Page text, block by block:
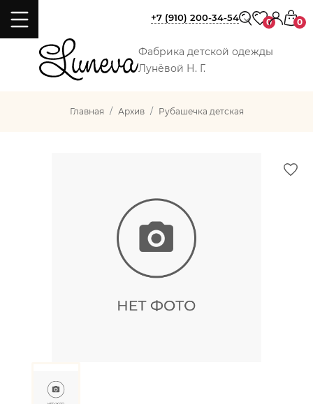
Фабрика детской одежды
Лунёвой Н. Г.
+7 (910) 200-34-54 0 0
Главная Архив Рубашечка детская